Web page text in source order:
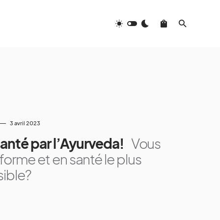
3 avril 2023
par l’Ayurveda! Vous
et en santé le plus